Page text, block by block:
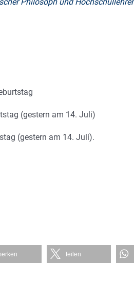
(gestern am 14. Juli)
(gestern am 14. Juli).
teilen